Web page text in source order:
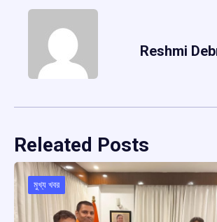
Reshmi
Releated Posts
মুখ্য খবর